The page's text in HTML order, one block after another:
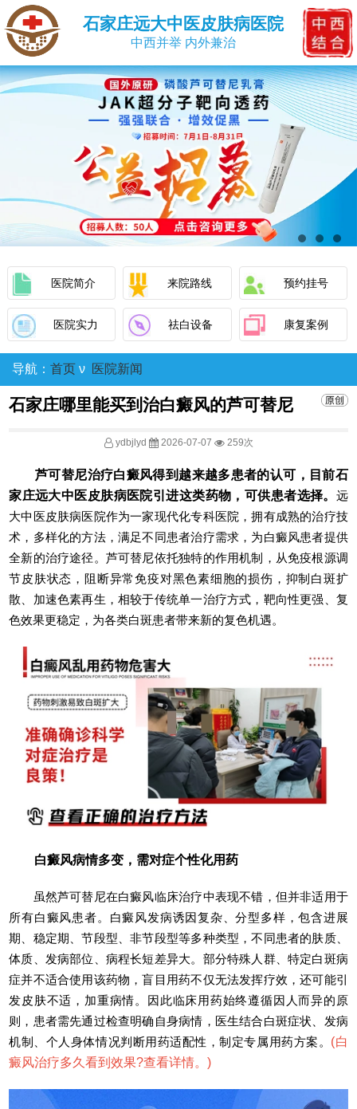
石家庄远大中医皮肤病医院
中西并举 内外兼治
医院简介 来院路线 预约挂号
医院实力 祛白设备 康复案例
导航： 首页 ν 医院新闻
石家庄哪里能买到治白癜风的芦可替尼
ydbjlyd 2026-07-07 259次
芦可替尼治疗白癜风得到越来越多患者的认可，目前石
家庄远大中医皮肤病医院引进这类药物，可供患者选择。 远
大中医皮肤病医院作为一家现代化专科医院，拥有成熟的治疗技
术，多样化的方法，满足不同患者治疗需求，为白癜风患者提供
全新的治疗途径。芦可替尼依托独特的作用机制，从免疫根源调
节皮肤状态，阻断异常免疫对黑色素细胞的损伤，抑制白斑扩
散、加速色素再生，相较于传统单一治疗方式，靶向性更强、复
色效果更稳定，为各类白斑患者带来新的复色机遇。
白癜风病情多变，需对症个性化用药
虽然芦可替尼在白癜风临床治疗中表现不错，但并非适用于
所有白癜风患者。白癜风发病诱因复杂、分型多样，包含进展
期、稳定期、节段型、非节段型等多种类型，不同患者的肤质、
体质、发病部位、病程长短差异大。部分特殊人群、特定白斑病
症并不适合使用该药物，盲目用药不仅无法发挥疗效，还可能引
发皮肤不适，加重病情。因此临床用药始终遵循因人而异的原
则，患者需先通过检查明确自身病情，医生结合白斑症状、发病
机制、个人身体情况判断用药适配性，制定专属用药方案。 (白
癜风治疗多久看到效果?查看详情。)